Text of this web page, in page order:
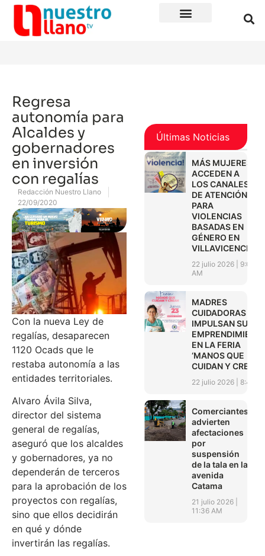
Regresa
autonomía para
Alcaldes y
gobernadores
en inversión
con regalías
Redacción Nuestro Llano
22/09/2020
Con la nueva Ley de
regalías, desaparecen
1120 Ocads que le
restaba autonomía a las
entidades territoriales.
Alvaro Ávila Silva,
director del sistema
general de regalías,
aseguró que los alcaldes
y gobernadores, ya no
dependerán de terceros
para la aprobación de los
proyectos con regalías,
sino que ellos decidirán
en qué y dónde
invertirán las regalías.
Últimas Noticias
MÁS MUJERES
ACCEDEN A
LOS CANALES
DE ATENCIÓN
PARA
VIOLENCIAS
BASADAS EN
GÉNERO EN
VILLAVICENCIO
22 julio 2026
9:01
AM
MADRES
CUIDADORAS
IMPULSAN SUS
EN LA FERIA
‘MANOS QUE
CUIDAN Y CREAN’
22 julio 2026 8:45
Comerciantes
advierten
afectaciones
por
suspensión
de la tala en la
avenida
Catama
21 julio 2026
11:36 AM